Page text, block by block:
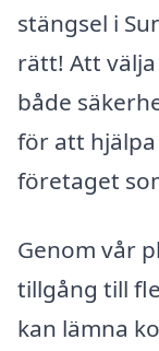
stängsel i
rätt! Att
både
för att
företaget
Genom vår
tillgång till
kan lämna